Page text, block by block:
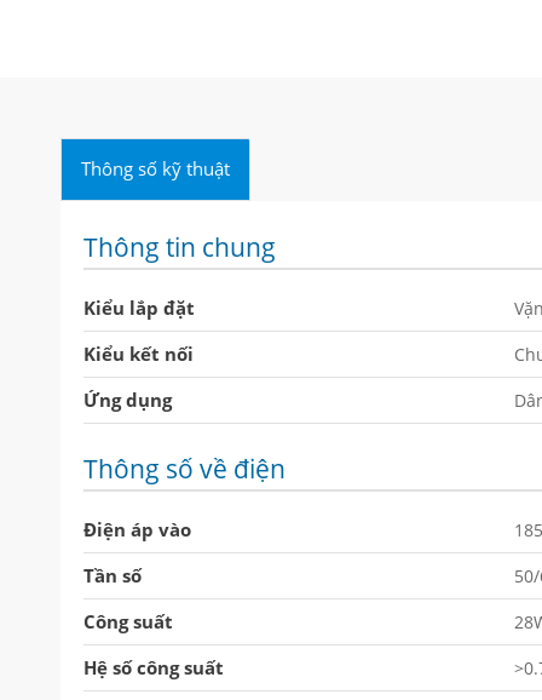
Thông số kỹ thuật
Thông tin chung
Kiểu lắp đặt
Kiểu kết nối
Ứng dụng
Thông số về điện
Điện áp vào
Tần số
Công suất
Hệ số công suất